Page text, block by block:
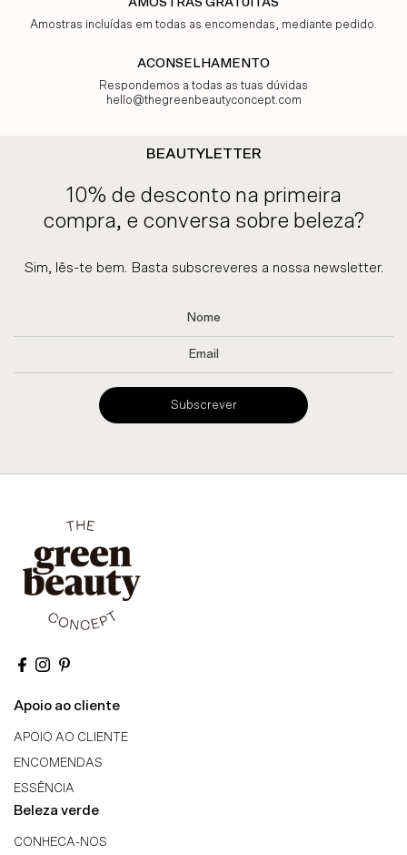
AMOSTRAS GRATUITAS
Amostras incluídas em todas as encomendas, mediante pedido.
ACONSELHAMENTO
Respondemos a todas as tuas dúvidas
hello@thegreenbeautyconcept.com
BEAUTYLETTER
10% de desconto na primeira
compra, e conversa sobre beleza?
Sim, lês-te bem. Basta subscreveres a nossa newsletter.
Subscrever
Apoio ao cliente
APOIO AO CLIENTE
ENCOMENDAS
ESSÊNCIA
Beleza verde
CONHECA-NOS